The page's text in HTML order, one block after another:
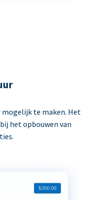
mogelijk te maken. Het
het opbouwen van